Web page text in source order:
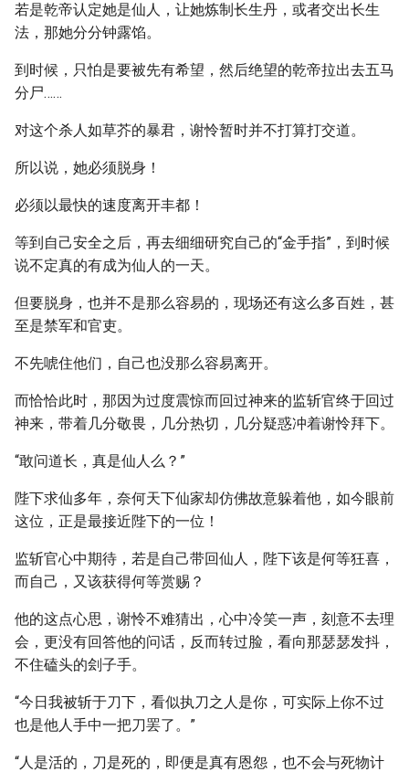
若是乾帝认定她是仙人，让她炼制长生丹，或者交出长生
法，那她分分钟露馅。
到时候，只怕是要被先有希望，然后绝望的乾帝拉出去五马
分尸……
对这个杀人如草芥的暴君，谢怜暂时并不打算打交道。
所以说，她必须脱身！
必须以最快的速度离开丰都！
等到自己安全之后，再去细细研究自己的“金手指”，到时候
说不定真的有成为仙人的一天。
但要脱身，也并不是那么容易的，现场还有这么多百姓，甚
至是禁军和官吏。
不先唬住他们，自己也没那么容易离开。
而恰恰此时，那因为过度震惊而回过神来的监斩官终于回过
神来，带着几分敬畏，几分热切，几分疑惑冲着谢怜拜下。
“敢问道长，真是仙人么？”
陛下求仙多年，奈何天下仙家却仿佛故意躲着他，如今眼前
这位，正是最接近陛下的一位！
监斩官心中期待，若是自己带回仙人，陛下该是何等狂喜，
而自己，又该获得何等赏赐？
他的这点心思，谢怜不难猜出，心中冷笑一声，刻意不去理
会，更没有回答他的问话，反而转过脸，看向那瑟瑟发抖，
不住磕头的刽子手。
“今日我被斩于刀下，看似执刀之人是你，可实际上你不过
也是他人手中一把刀罢了。”
“人是活的，刀是死的，即便是真有恩怨，也不会与死物计